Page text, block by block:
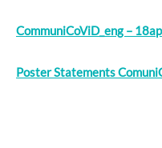
CommuniCoViD_eng –
Poster Statements